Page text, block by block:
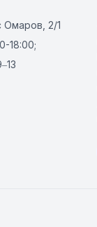
Омаров, 2/1
18:00;